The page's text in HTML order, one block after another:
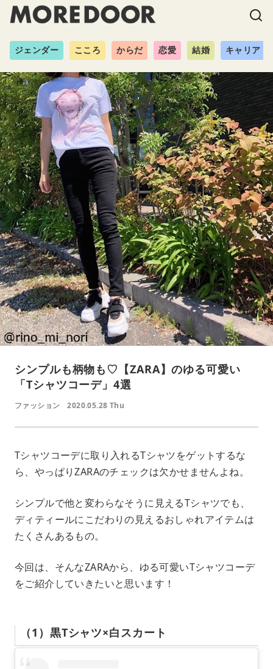
ジェンダー こころ からだ 恋愛 結婚 キャリア
シンプルも柄物も♡【ZARA】のゆる可愛い
「Tシャツコーデ」4選
ファッション 2020.05.28 Thu
Tシャツコーデに取り入れるTシャツをゲットするな
ら、やっぱりZARAのチェックは欠かせませんよね。
シンプルで他と変わらなそうに見えるTシャツでも、
ディティールにこだわりの見えるおしゃれアイテムは
たくさんあるもの。
今回は、そんなZARAから、ゆる可愛いTシャツコーデ
をご紹介していきたいと思います！
（1）黒Tシャツ×白スカート